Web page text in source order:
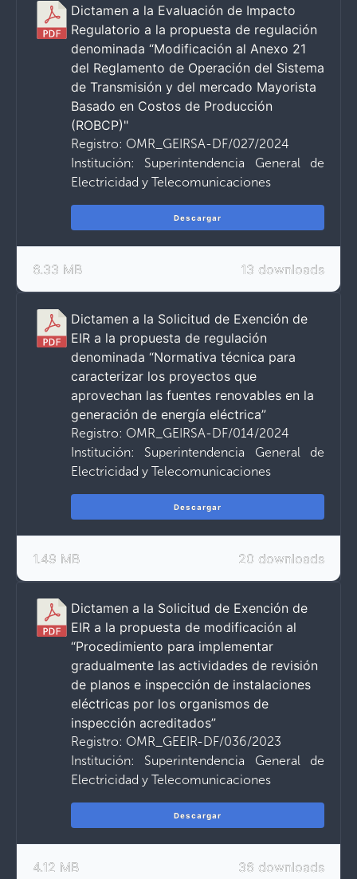
Dictamen a la Evaluación de Impacto
Regulatorio a la propuesta de regulación
denominada “Modificación al Anexo 21
del Reglamento de Operación del Sistema
de Transmisión y del mercado Mayorista
Basado en Costos de Producción
(ROBCP)"
Registro: OMR_GEIRSA-DF/027/2024
Institución: Superintendencia General de
Electricidad y Telecomunicaciones
Descargar
13 downloads
6.33 MB
Dictamen a la Solicitud de Exención de
EIR a la propuesta de regulación
denominada “Normativa técnica para
caracterizar los proyectos que
aprovechan las fuentes renovables en la
generación de energía eléctrica”
Registro: OMR_GEIRSA-DF/014/2024
Institución: Superintendencia General de
Electricidad y Telecomunicaciones
Descargar
20 downloads
1.49 MB
Dictamen a la Solicitud de Exención de
EIR a la propuesta de modificación al
“Procedimiento para implementar
gradualmente las actividades de revisión
de planos e inspección de instalaciones
eléctricas por los organismos de
inspección acreditados”
Registro: OMR_GEEIR-DF/036/2023
Institución: Superintendencia General de
Electricidad y Telecomunicaciones
Descargar
36 downloads
4.12 MB